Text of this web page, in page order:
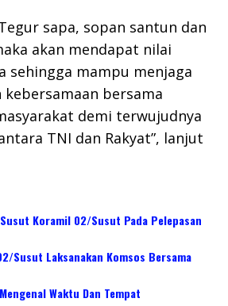
sapa, sopan santun dan
akan mendapat nilai
sehingga mampu menjaga
kebersamaan bersama
demi terwujudnya
TNI dan Rakyat”, lanjut
Koramil 02/Susut Pada Pelepasan
Susut Laksanakan Komsos Bersama
Waktu Dan Tempat